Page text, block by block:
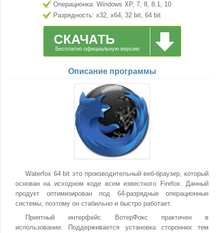
Операционка: Windows XP, 7, 8, 8.1, 10
Разрядность: x32, x64, 32 bit, 64 bit
СКАЧАТЬ
Бесплатно официальную версию
Описание программы
Waterfox 64 bit это производительный веб-браузер, который
основан на исходном коде всем известного Firefox. Данный
продукт оптимизирован под 64-разрядные операционные
системы, поэтому он стабильно и быстро работает.
Приятный интерфейс ВотерФокс практичен в
использовании. Поддерживается установка сторонних тем